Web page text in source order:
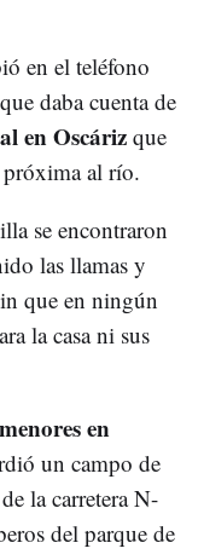
en el teléfono
daba cuenta de
en Oscárizque
próxima al río.
se encontraron
las llamas y
que en ningún
la casa ni sus
en
un campo de
la carretera N-
del parque de